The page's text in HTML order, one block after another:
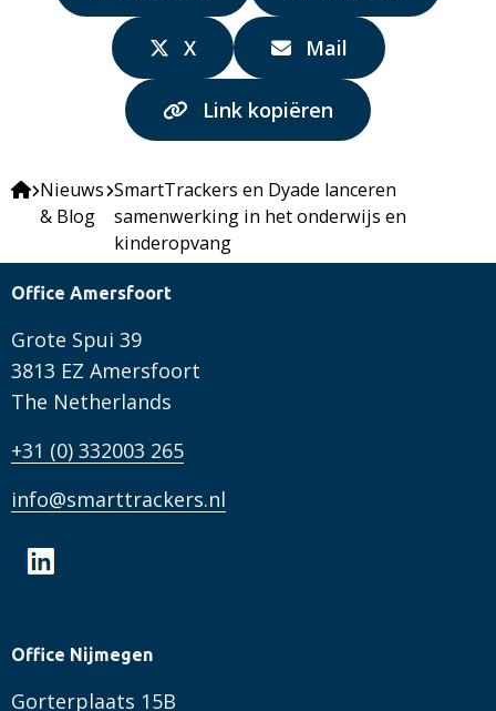
via:
Delen
via:
X
Delen
Mail
Link kopiëren
Nieuws
& Blog
SmartTrackers en Dyade lanceren
samenwerking in het onderwijs en
kinderopvang
Office Amersfoort
Grote Spui 39
3813 EZ Amersfoort
The Netherlands
+31 (0) 332003 265
info@smarttrackers.nl
Office Nijmegen
Gorterplaats 15B